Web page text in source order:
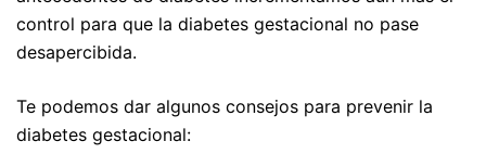
control para que la diabetes gestacional no pase
desapercibida.
Te podemos dar algunos consejos para prevenir la
diabetes gestacional: